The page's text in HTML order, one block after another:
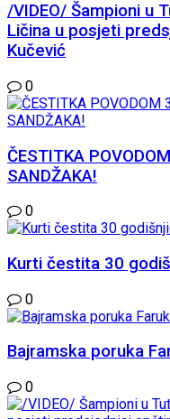
/VIDEO/ Šampioni u
Ličina u posjeti
Kučević
0
ČESTITKA
SANDŽAKA!
0
Kurti čestita 30
0
Bajramska poruka
0